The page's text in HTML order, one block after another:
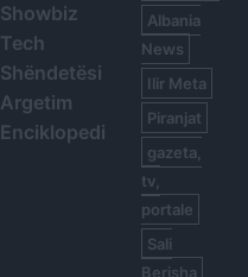
Showbiz
Tech
Shëndetësi
Argetim
Enciklopedi
Albania
News
Ilir Meta
Piranjat
gazeta,
tv,
portale
Sali
Berisha